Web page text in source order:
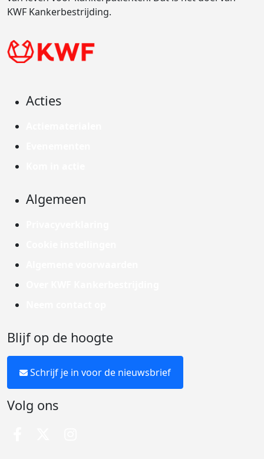
KWF Kankerbestrijding.
Acties
Algemeen
Blijf op de hoogte
Schrijf je in voor de nieuwsbrief
Volg ons